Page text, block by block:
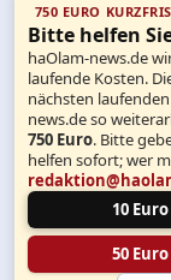
750 EURO
Bitte helfen
haOlam-news.de
laufende Kosten.
nächsten
news.de so
750 Euro. Bitte
helfen sofort; wer
10 Euro
50 Euro